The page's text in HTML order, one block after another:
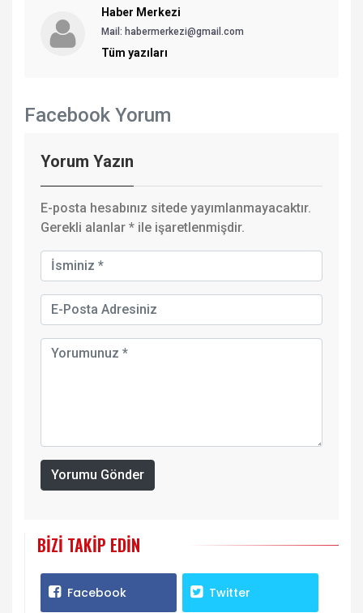
Haber Merkezi
Mail: habermerkezi@gmail.com
Tüm yazıları
Facebook Yorum
Yorum Yazın
E-posta hesabınız sitede yayımlanmayacaktır.
Gerekli alanlar * ile işaretlenmişdir.
Yorumu Gönder
BIZI TAKIP EDIN
Facebook Twitter